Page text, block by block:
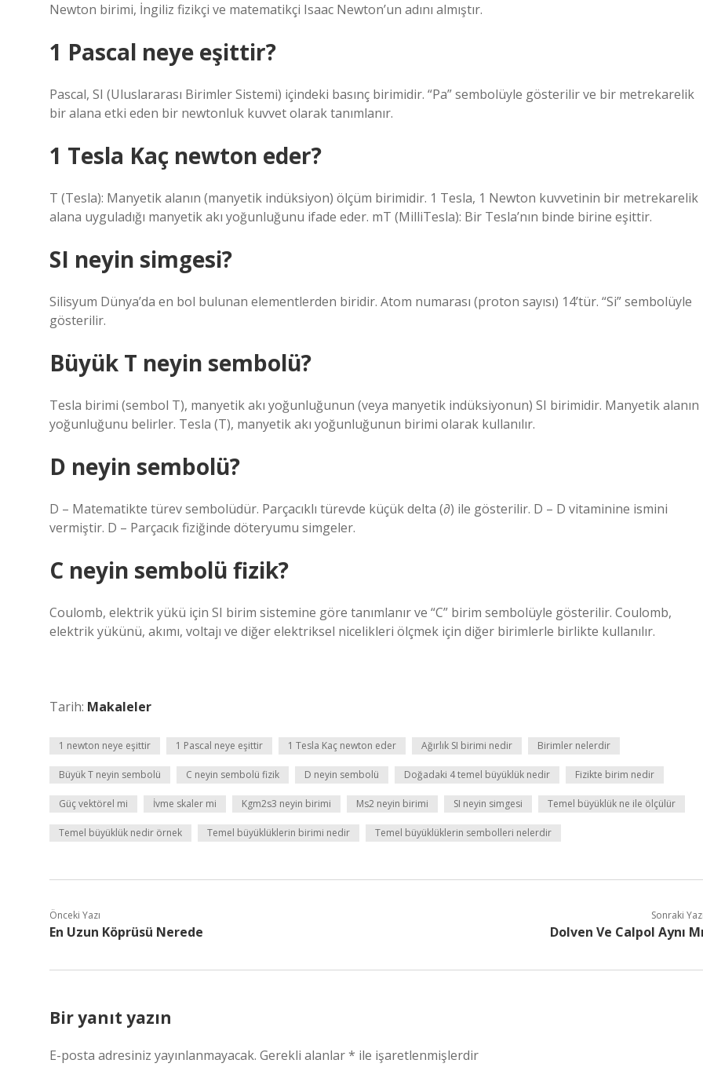
Newton birimi, İngiliz fizikçi ve matematikçi Isaac Newton’un adını almıştır.
1 Pascal neye eşittir?
Pascal, SI (Uluslararası Birimler Sistemi) içindeki basınç birimidir. “Pa” sembolüyle gösterilir ve bir metrekarelik
bir alana etki eden bir newtonluk kuvvet olarak tanımlanır.
1 Tesla Kaç newton eder?
T (Tesla): Manyetik alanın (manyetik indüksiyon) ölçüm birimidir. 1 Tesla, 1 Newton kuvvetinin bir metrekarelik
alana uyguladığı manyetik akı yoğunluğunu ifade eder. mT (MilliTesla): Bir Tesla’nın binde birine eşittir.
SI neyin simgesi?
Silisyum Dünya’da en bol bulunan elementlerden biridir. Atom numarası (proton sayısı) 14’tür. “Si” sembolüyle
gösterilir.
Büyük T neyin sembolü?
Tesla birimi (sembol T), manyetik akı yoğunluğunun (veya manyetik indüksiyonun) SI birimidir. Manyetik alanın
yoğunluğunu belirler. Tesla (T), manyetik akı yoğunluğunun birimi olarak kullanılır.
D neyin sembolü?
D – Matematikte türev sembolüdür. Parçacıklı türevde küçük delta (∂) ile gösterilir. D – D vitaminine ismini
vermiştir. D – Parçacık fiziğinde döteryumu simgeler.
C neyin sembolü fizik?
Coulomb, elektrik yükü için SI birim sistemine göre tanımlanır ve “C” birim sembolüyle gösterilir. Coulomb,
elektrik yükünü, akımı, voltajı ve diğer elektriksel nicelikleri ölçmek için diğer birimlerle birlikte kullanılır.
Tarih: Makaleler
1 newton neye eşittir 1 Pascal neye eşittir 1 Tesla Kaç newton eder Ağırlık SI birimi nedir Birimler nelerdir
Büyük T neyin sembolü C neyin sembolü fizik D neyin sembolü Doğadaki 4 temel büyüklük nedir Fizikte birim nedir
Güç vektörel mi İvme skaler mi Kgm2s3 neyin birimi Ms2 neyin birimi SI neyin simgesi Temel büyüklük ne ile ölçülür
Temel büyüklük nedir örnek Temel büyüklüklerin birimi nedir Temel büyüklüklerin sembolleri nelerdir
Önceki Yazı
En Uzun Köprüsü Nerede
Sonraki
Dolven Ve Calpol Aynı
Bir yanıt yazın
E-posta adresiniz yayınlanmayacak. Gerekli alanlar* ile işaretlenmişlerdir